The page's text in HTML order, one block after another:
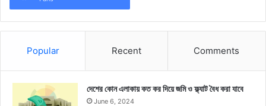
Popular Recent Comments
দেশের কোন এলাকায় কত কর দিয়ে জমি ও ফ্ল্যাট বৈধ করা যাবে
June 6, 2024